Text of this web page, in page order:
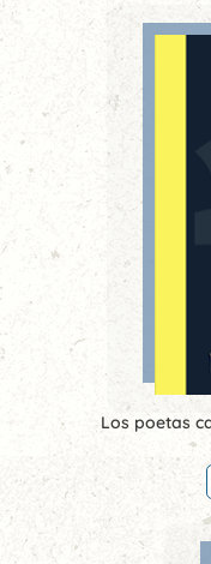
Los poetas